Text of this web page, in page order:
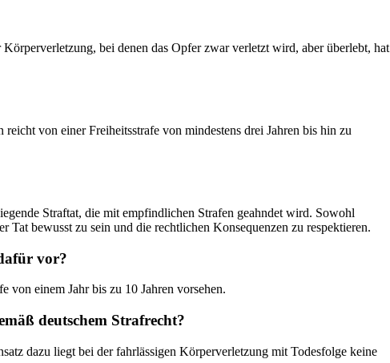
bei denen das Opfer zwar verletzt wird, aber überlebt, hat
von einer Freiheitsstrafe von mindestens drei Jahren bis hin zu
Straftat, die mit empfindlichen Strafen geahndet wird. Sowohl
bewusst zu sein und die rechtlichen Konsequenzen zu respektieren.
vor?
von einem Jahr bis zu 10 Jahren vorsehen.
deutschem Strafrecht?
dazu liegt bei der fahrlässigen Körperverletzung mit Todesfolge keine